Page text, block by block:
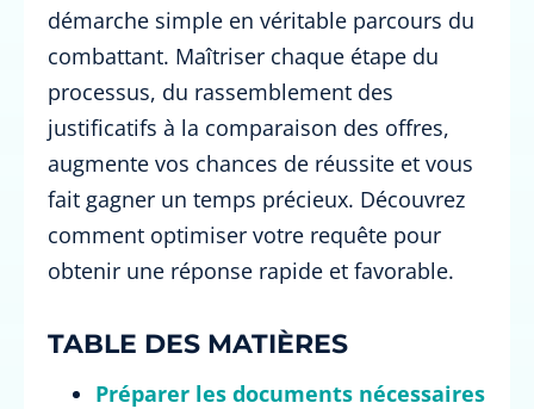
démarche simple en véritable parcours du
combattant. Maîtriser chaque étape du
processus, du rassemblement des
justificatifs à la comparaison des offres,
augmente vos chances de réussite et vous
fait gagner un temps précieux. Découvrez
comment optimiser votre requête pour
obtenir une réponse rapide et favorable.
TABLE DES MATIÈRES
Préparer les documents nécessaires